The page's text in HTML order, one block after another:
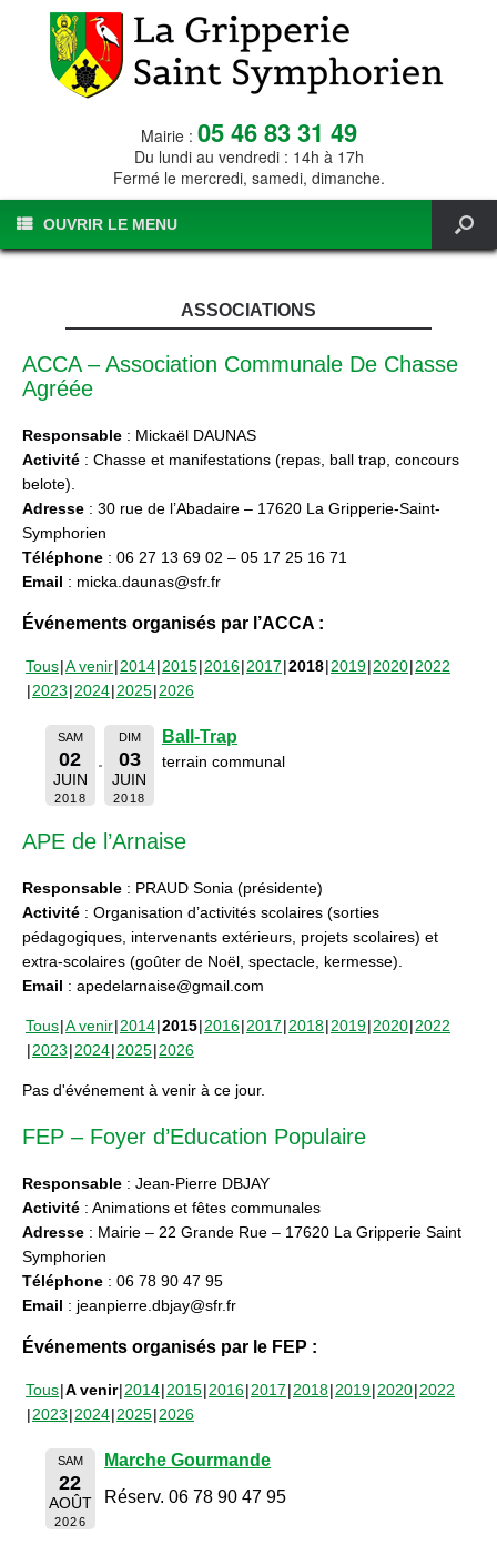
Mairie : 05 46 83 31 49
Du lundi au vendredi : 14h à 17h
Fermé le mercredi, samedi, dimanche.
OUVRIR LE MENU
ASSOCIATIONS
ACCA – Association Communale De Chasse
Agréée
Responsable : Mickaël DAUNAS
Activité : Chasse et manifestations (repas, ball trap, concours
belote).
Adresse : 30 rue de l’Abadaire – 17620 La Gripperie-Saint-
Symphorien
Téléphone : 06 27 13 69 02 – 05 17 25 16 71
Email : micka.daunas@sfr.fr
Événements organisés par l’ACCA :
Tous A venir 2014 2015 2016 2017 2018 2019 2020 2022
2023 2024 2025 2026
SAM
02
JUIN
2018
DIM
03
JUIN
2018
Ball-Trap
terrain communal
APE de l’Arnaise
Responsable : PRAUD Sonia (présidente)
Activité : Organisation d’activités scolaires (sorties
pédagogiques, intervenants extérieurs, projets scolaires) et
extra-scolaires (goûter de Noël, spectacle, kermesse).
Email : apedelarnaise@gmail.com
Tous A venir 2014 2015 2016 2017 2018 2019 2020 2022
2023 2024 2025 2026
Pas d'événement à venir à ce jour.
FEP – Foyer d’Education Populaire
Responsable : Jean-Pierre DBJAY
Activité : Animations et fêtes communales
Adresse : Mairie – 22 Grande Rue – 17620 La Gripperie Saint
Symphorien
Téléphone : 06 78 90 47 95
Email : jeanpierre.dbjay@sfr.fr
Événements organisés par le FEP :
Tous A venir 2014 2015 2016 2017 2018 2019 2020 2022
2023 2024 2025 2026
SAM
22
AOÛT
2026
Marche Gourmande
Réserv. 06 78 90 47 95